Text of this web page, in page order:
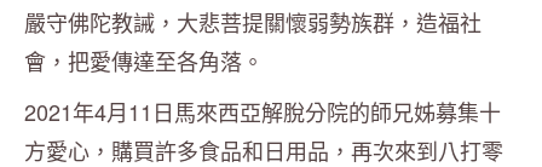
嚴守佛陀教誡，大悲菩提關懷弱勢族群，造福社
會，把愛傳達至各角落。
2021年4月11日馬來西亞解脫分院的師兄姊募集十
方愛心，購買許多食品和日用品，再次來到八打零